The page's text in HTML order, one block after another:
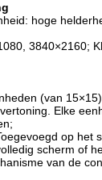
hoge
3840×2160;
(van
Elke
op het
scherm of
van de